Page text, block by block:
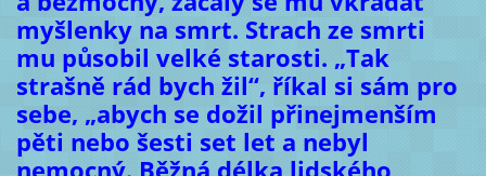
myšlenky na smrt. Strach ze smrti
mu působil velké starosti. „Tak
strašně rád bych žil“, říkal si sám pro
sebe, „abych se dožil přinejmenším
pěti nebo šesti set let a nebyl